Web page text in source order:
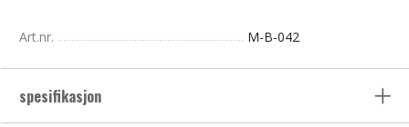
Art.nr. M-B-042
spesifikasjon